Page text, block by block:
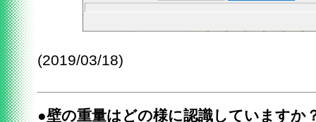
(2019/03/18)
●壁の重量はどの様に認識していますか